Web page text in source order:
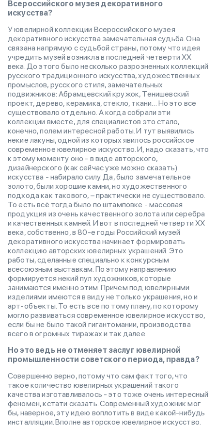
Всероссийского музея декоративного
искусства?
У ювелирной коллекции Всероссийского музея
декоративного искусства замечательная судьба. Она
связана напрямую с судьбой страны, потому что идея
учредить музей возникла в последней четверти XX
века. До этого было несколько разрозненных коллекций
русского традиционного искусства, художественных
промыслов, русского стиля, замечательных
подвижников: Абрамцевский кружок, Тенишевский
проект, дерево, керамика, стекло, ткани… Но это все
существовало отдельно. А когда собрали эти
коллекции вместе, для специалистов это стало,
конечно, полем интересной работы. И тут выявились
некие лакуны, одной из которых явилось российское
современное ювелирное искусство. И, надо сказать, что
к этому моменту оно - в виде авторского,
дизайнерского (как сейчас уже можно сказать)
искусства - набирало силу. Да, было замечательное
золото, были хорошие камни, но художественного
подхода как такового, – практически не существовало.
То есть всё тогда было по штамповке - массовая
продукция из очень качественного золота или серебра
и качественных камней. И вот в последней четверти ХХ
века, собственно, в 80-е годы Российский музей
декоративного искусства начинает формировать
коллекцию авторских ювелирных украшений. Это
работы, сделанные специально к конкурсным
всесоюзным выставкам. По этому направлению
формируется некий пул художников, которые
занимаются именно этим. Причем под ювелирными
изделиями имеются в виду не только украшения, но и
арт-объекты. То есть все по тому плану, по которому
могло развиваться современное ювелирное искусство,
если бы не было такой гигантомании, производства
всего в огромных тиражах и так далее.
Но это ведь не отменяет заслуг ювелирной
промышленности советского периода, правда?
Совершенно верно, потому что сам факт того, что
такое количество ювелирных украшений такого
качества изготавливалось - это тоже очень интересный
феномен, кстати сказать. Современный художник мог
бы, наверное, эту идею воплотить в виде какой-нибудь
инсталляции. Вполне авторское ювелирное искусство.